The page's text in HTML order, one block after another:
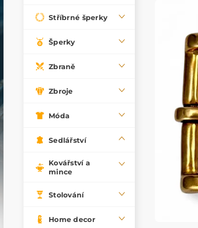
Stříbrné šperky
Šperky
Zbraně
Zbroje
Móda
Sedlářství
Kovářství a
mince
Stolování
Home decor